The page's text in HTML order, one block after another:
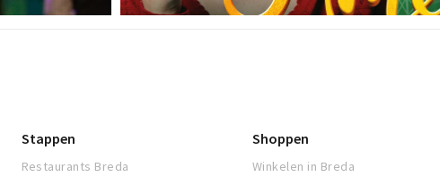
Stappen
Restaurants Breda
Shoppen
Winkelen in Breda